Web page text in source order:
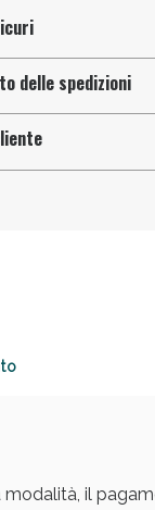
delle spedizioni
il
Sconto fino al
oggi!